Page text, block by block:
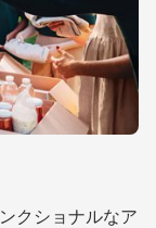
クショナルなア